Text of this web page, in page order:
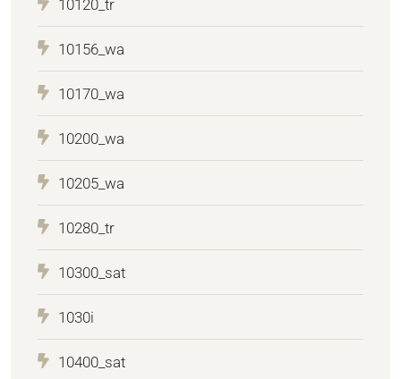
10120_tr
10156_wa
10170_wa
10200_wa
10205_wa
10280_tr
10300_sat
1030i
10400_sat